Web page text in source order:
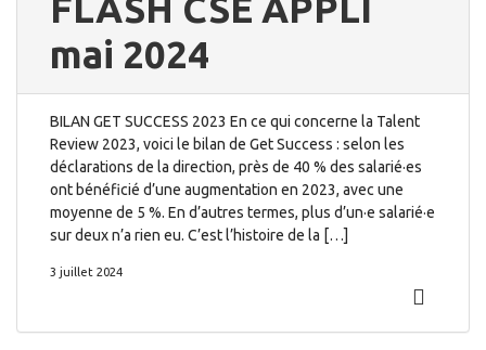
FLASH CSE APPLI
mai 2024
BILAN GET SUCCESS 2023 En ce qui concerne la Talent
Review 2023, voici le bilan de Get Success : selon les
déclarations de la direction, près de 40 % des salarié·es
ont bénéficié d’une augmentation en 2023, avec une
moyenne de 5 %. En d’autres termes, plus d’un·e salarié·e
sur deux n’a rien eu. C’est l’histoire de la […]
3 juillet 2024